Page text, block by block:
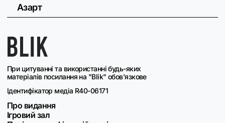
При цитуванні та використанні будь-яких
матеріалів посилання на "Blik" обов'язкове
Ідентифікатор медіа R40-06171
Про видання
Ігровий зал
Азарт